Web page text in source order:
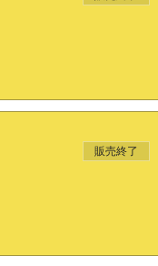
販売終了